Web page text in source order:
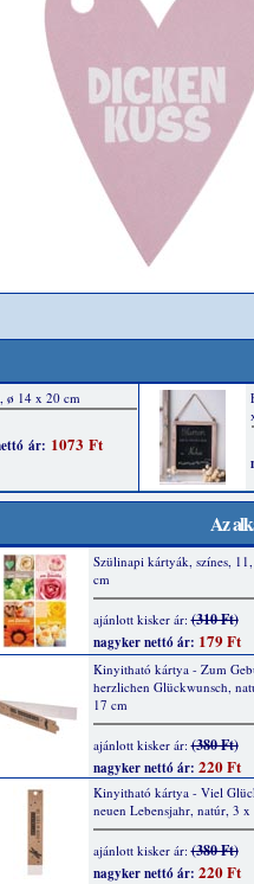
Az
Szülinapi kártyák, színes,
cm
ajánlott kisker ár:(310 Ft)
nagyker nettó ár: 179 Ft
Kinyitható kártya - Zum
herzlichen Glückwunsch,
17 cm
ajánlott kisker ár:(380 Ft)
nagyker nettó ár: 220 Ft
Kinyitható kártya - Viel
neuen Lebensjahr, natúr, 3 x
ajánlott kisker ár:(380 Ft)
nagyker nettó ár: 220 Ft